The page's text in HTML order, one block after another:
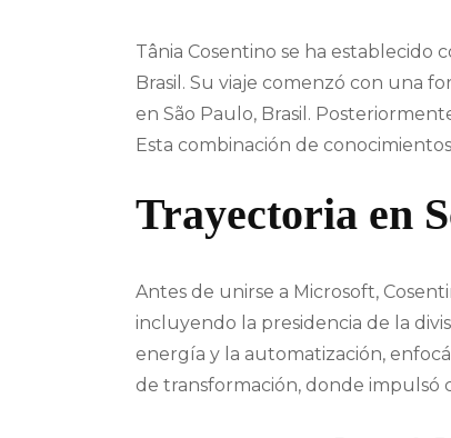
Tânia Cosentino se ha
Brasil. Su viaje comenzó con una
en São Paulo, Brasil.
Esta combinación de
Trayectoria en
Antes de unirse a Microsoft,
incluyendo la presidencia de la
energía y la automatización,
de transformación, donde impulsó